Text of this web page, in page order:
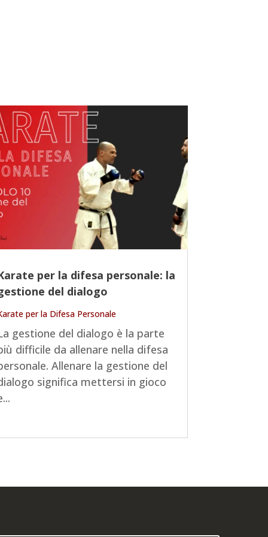
per la difesa personale: la
del dialogo
per la Difesa Personale
gestione del dialogo è la parte
difficile da allenare nella difesa
Allenare la gestione del
significa mettersi in gioco